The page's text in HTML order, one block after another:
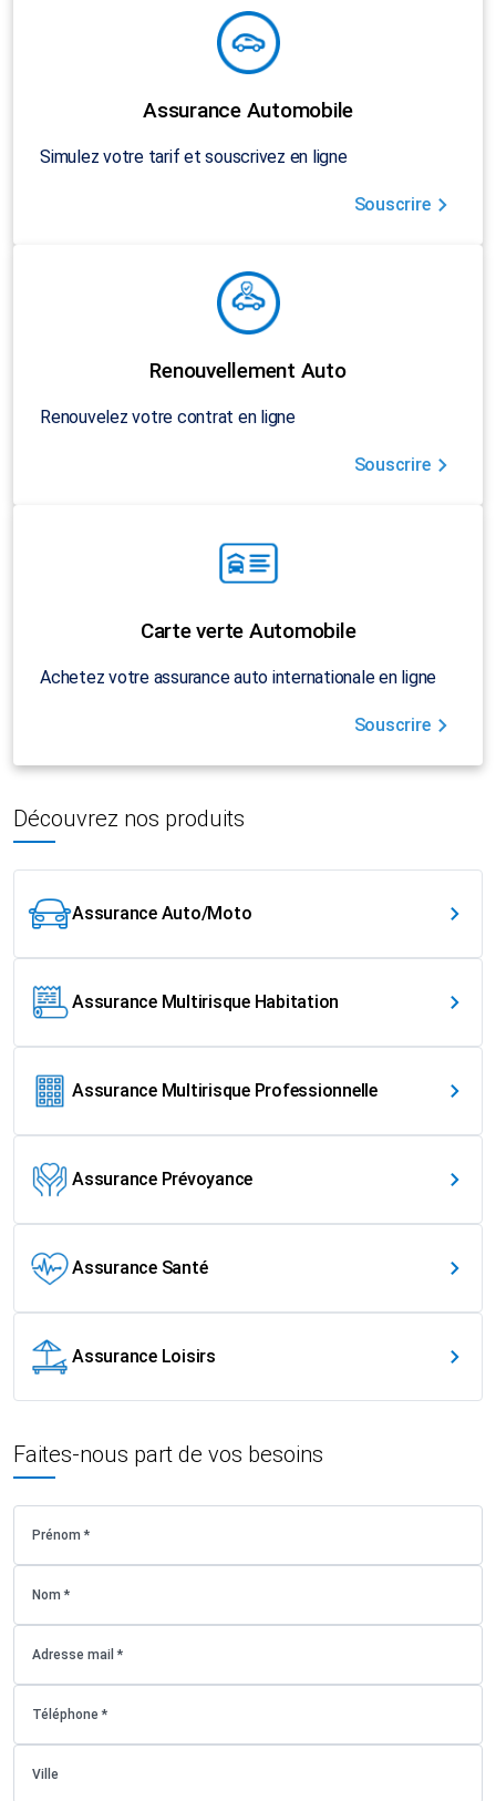
Assurance Automobile
Simulez votre tarif et souscrivez en ligne
Souscrire
Renouvellement Auto
Renouvelez votre contrat en ligne
Souscrire
Carte verte Automobile
Achetez votre assurance auto internationale en ligne
Souscrire
Découvrez nos produits
Assurance Auto/Moto
Assurance Multirisque Habitation
Assurance Multirisque Professionnelle
Assurance Prévoyance
Assurance Santé
Assurance Loisirs
Faites-nous part de vos besoins